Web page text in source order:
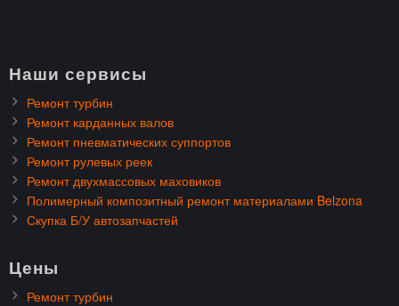
Наши сервисы
Ремонт турбин
Ремонт карданных валов
Ремонт пневматических суппортов
Ремонт рулевых реек
Ремонт двухмассовых маховиков
Полимерный композитный ремонт материалами Belzona
Скупка Б/У автозапчастей
Цены
Ремонт турбин